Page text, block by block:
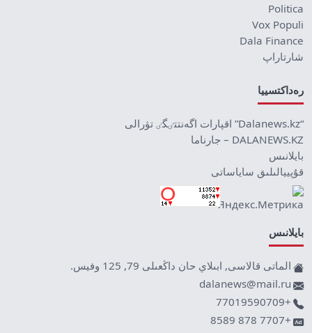
Politica
Vox Populi
Dala Finance
شارتاراپ
رەداكتسييا
“Dalanews.kz” اقپارات اگەنتتٸگٸ تۋرالى
DALANEWS.KZ – جارناما
بايلانىس
قۇپييالىلىق ساياساتى
بايلانىس
الماتى قالاسى, ابىلاي حان داڭعىلى 79, 125 وفيس.
dalanews@mail.ru
+77019590709
+7707 878 8589